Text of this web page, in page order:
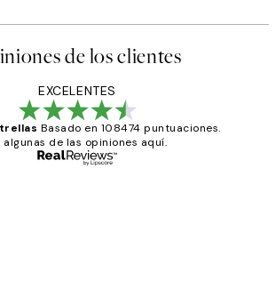
de los clientes
EXCELENTES
Basado en 108474 puntuaciones.
algunas de las opiniones aquí.